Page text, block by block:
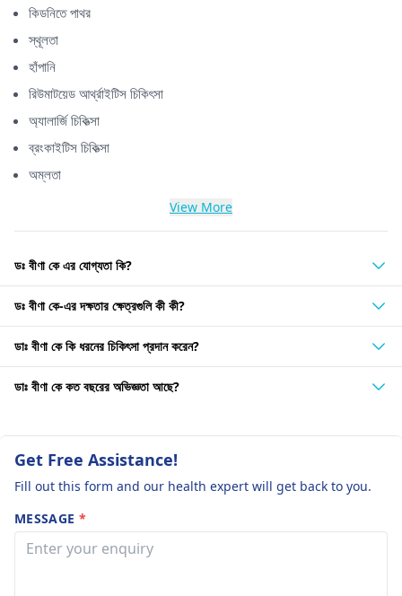
কিডনিতে পাথর
স্থূলতা
হাঁপানি
রিউমাটয়েড আর্থ্রাইটিস চিকিৎসা
অ্যালার্জি চিকিত্সা
ব্রংকাইটিস চিকিত্সা
অম্লতা
View More
ডঃ বীণা কে এর যোগ্যতা কি?
ডঃ বীণা কে-এর দক্ষতার ক্ষেত্রগুলি কী কী?
ডাঃ বীণা কে কি ধরনের চিকিৎসা প্রদান করেন?
ডাঃ বীণা কে কত বছরের অভিজ্ঞতা আছে?
Get Free Assistance!
Fill out this form and our health expert will get back to you.
MESSAGE *